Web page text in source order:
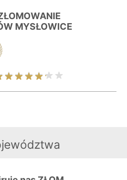
MYSŁOWICE